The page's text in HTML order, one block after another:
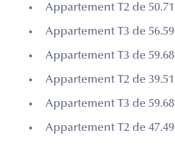
Appartement T2 de 50.71
Appartement T3 de 56.59
Appartement T3 de 59.68
Appartement T2 de 39.51
Appartement T3 de 59.68
Appartement T2 de 47.49